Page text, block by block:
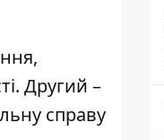
Другий –
справу